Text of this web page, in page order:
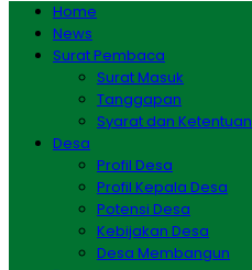
Home
News
Surat Pembaca
Surat Masuk
Tanggapan
Syarat dan Ketentuan
Desa
Profil Desa
Profil Kepala Desa
Potensi Desa
Kebijakan Desa
Desa Membangun